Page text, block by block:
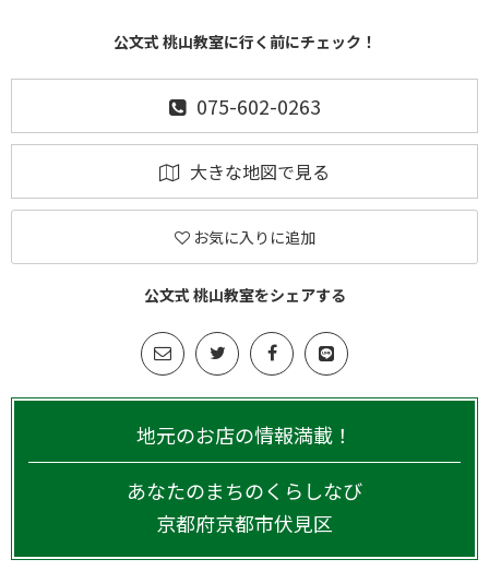
公文式 桃山教室に行く前にチェック！
075-602-0263
大きな地図で見る
お気に入りに追加
公文式 桃山教室をシェアする
地元のお店の情報満載！
あなたのまちのくらしなび
京都府京都市伏見区